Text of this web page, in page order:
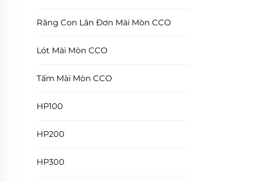
Răng Con Lăn Đơn Mài Mòn CCO
Lót Mài Mòn CCO
Tấm Mài Mòn CCO
HP100
HP200
HP300